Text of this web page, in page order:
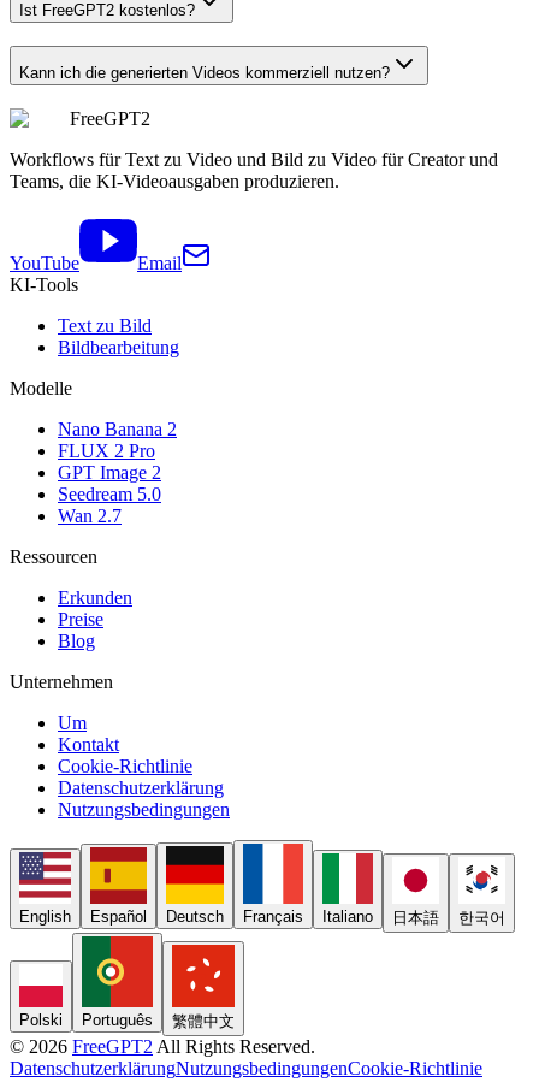
Ist FreeGPT2 kostenlos?
Kann ich die generierten Videos kommerziell nutzen?
FreeGPT2
Workflows für Text zu Video und Bild zu Video für Creator und
Teams, die KI-Videoausgaben produzieren.
YouTube
Email
KI-Tools
Text zu Bild
Bildbearbeitung
Modelle
Nano Banana 2
FLUX 2 Pro
GPT Image 2
Seedream 5.0
Wan 2.7
Ressourcen
Erkunden
Preise
Blog
Unternehmen
Um
Kontakt
Cookie-Richtlinie
Datenschutzerklärung
Nutzungsbedingungen
English Español Deutsch Français Italiano 日本語 한국어
Polski Português 繁體中文
© 2026 FreeGPT2 All Rights Reserved.
DatenschutzerklärungNutzungsbedingungenCookie-Richtlinie